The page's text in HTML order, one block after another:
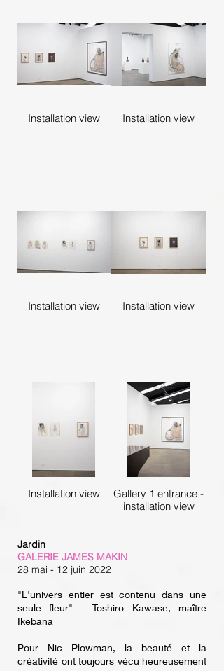
Installation view Installation view
Installation view Installation view
Installation view
Gallery 1 entrance -
installation view
Jardin
GALERIE JAMES MAKIN
28 mai - 12 juin 2022
"L'univers entier est contenu dans une
seule fleur" - Toshiro Kawase, maître
Ikebana
Pour Nic Plowman, la beauté et la
créativité ont toujours vécu heureusement